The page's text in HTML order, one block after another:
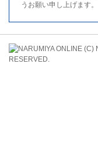
うお願い申し上げます。